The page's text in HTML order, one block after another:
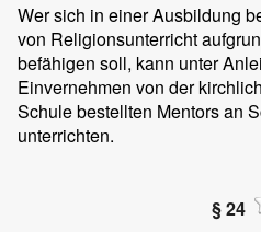
Wer sich in einer Ausbildung
von Religionsunterricht
befähigen soll, kann unter
Einvernehmen von der
Schule bestellten Mentors an
unterrichten.
§ 24